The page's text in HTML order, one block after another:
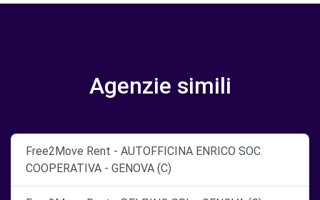
Agenzie simili
Free2Move Rent - AUTOFFICINA ENRICO SOC.
COOPERATIVA - GENOVA (C)